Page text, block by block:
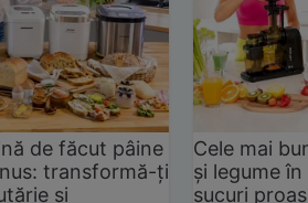
de făcut pâine
transformă-ți
și
Cele mai
și legume
sucuri